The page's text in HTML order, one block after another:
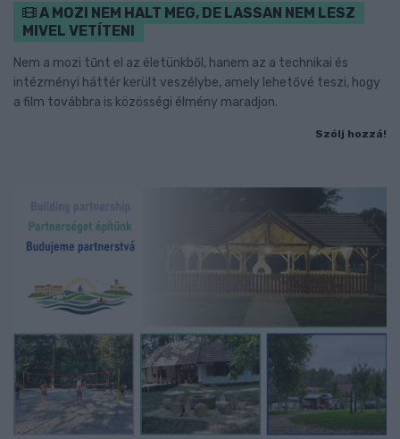
A MOZI NEM HALT MEG, DE LASSAN NEM LESZ
MIVEL VETÍTENI
Nem a mozi tűnt el az életünkből, hanem az a technikai és
intézményi háttér került veszélybe, amely lehetővé teszi, hogy
a film továbbra is közösségi élmény maradjon.
Szólj hozzá!